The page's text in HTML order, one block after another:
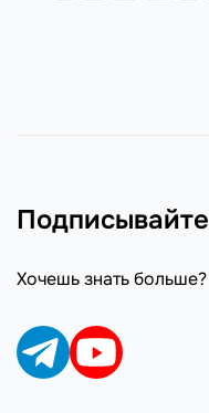
Хочешь знать